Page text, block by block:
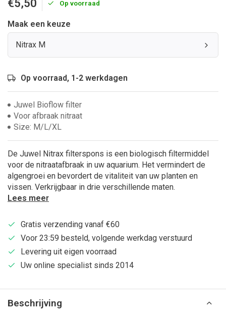
€5,50 Op voorraad
Maak een keuze
Nitrax M
Op voorraad, 1-2 werkdagen
Juwel Bioflow filter
Voor afbraak nitraat
Size: M/L/XL
De Juwel Nitrax filterspons is een biologisch filtermiddel
voor de nitraatafbraak in uw aquarium. Het vermindert de
algengroei en bevordert de vitaliteit van uw planten en
vissen. Verkrijgbaar in drie verschillende maten.
Lees meer
Gratis verzending vanaf €60
Voor 23:59 besteld, volgende werkdag verstuurd
Levering uit eigen voorraad
Uw online specialist sinds 2014
Beschrijving